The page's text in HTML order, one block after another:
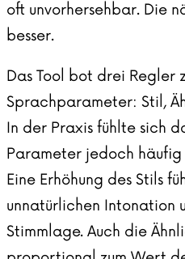
oft unvorhersehbar. Die
besser.
Das Tool bot drei Regler
Sprachparameter: Stil,
In der Praxis fühlte sich
Parameter jedoch
Eine Erhöhung des Stils
unnatürlichen Intonation
Stimmlage. Auch die